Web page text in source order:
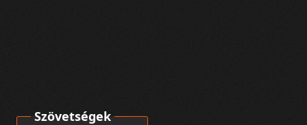
Szövetségek